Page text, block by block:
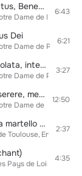
Missa Hercules Dux Ferrariae: V. Sanctus, Benedictus
Dame de Paris Les
6:43
Dei
Dame de Paris Les
6:21
Missa Hercules Dux Ferrariae: VII. Inviolata, integra, et casta es Maria
Dame de Paris
3:27
Missa Hercules Dux Ferrariae: VIII. Miserere, mei deus
Dame de Paris
12:50
Missa Hercules Dux Ferrariae: IX. Chi a martello dio gl'il toglia
Toulouse Ensemble
2:37
Pays de Loire
4:35